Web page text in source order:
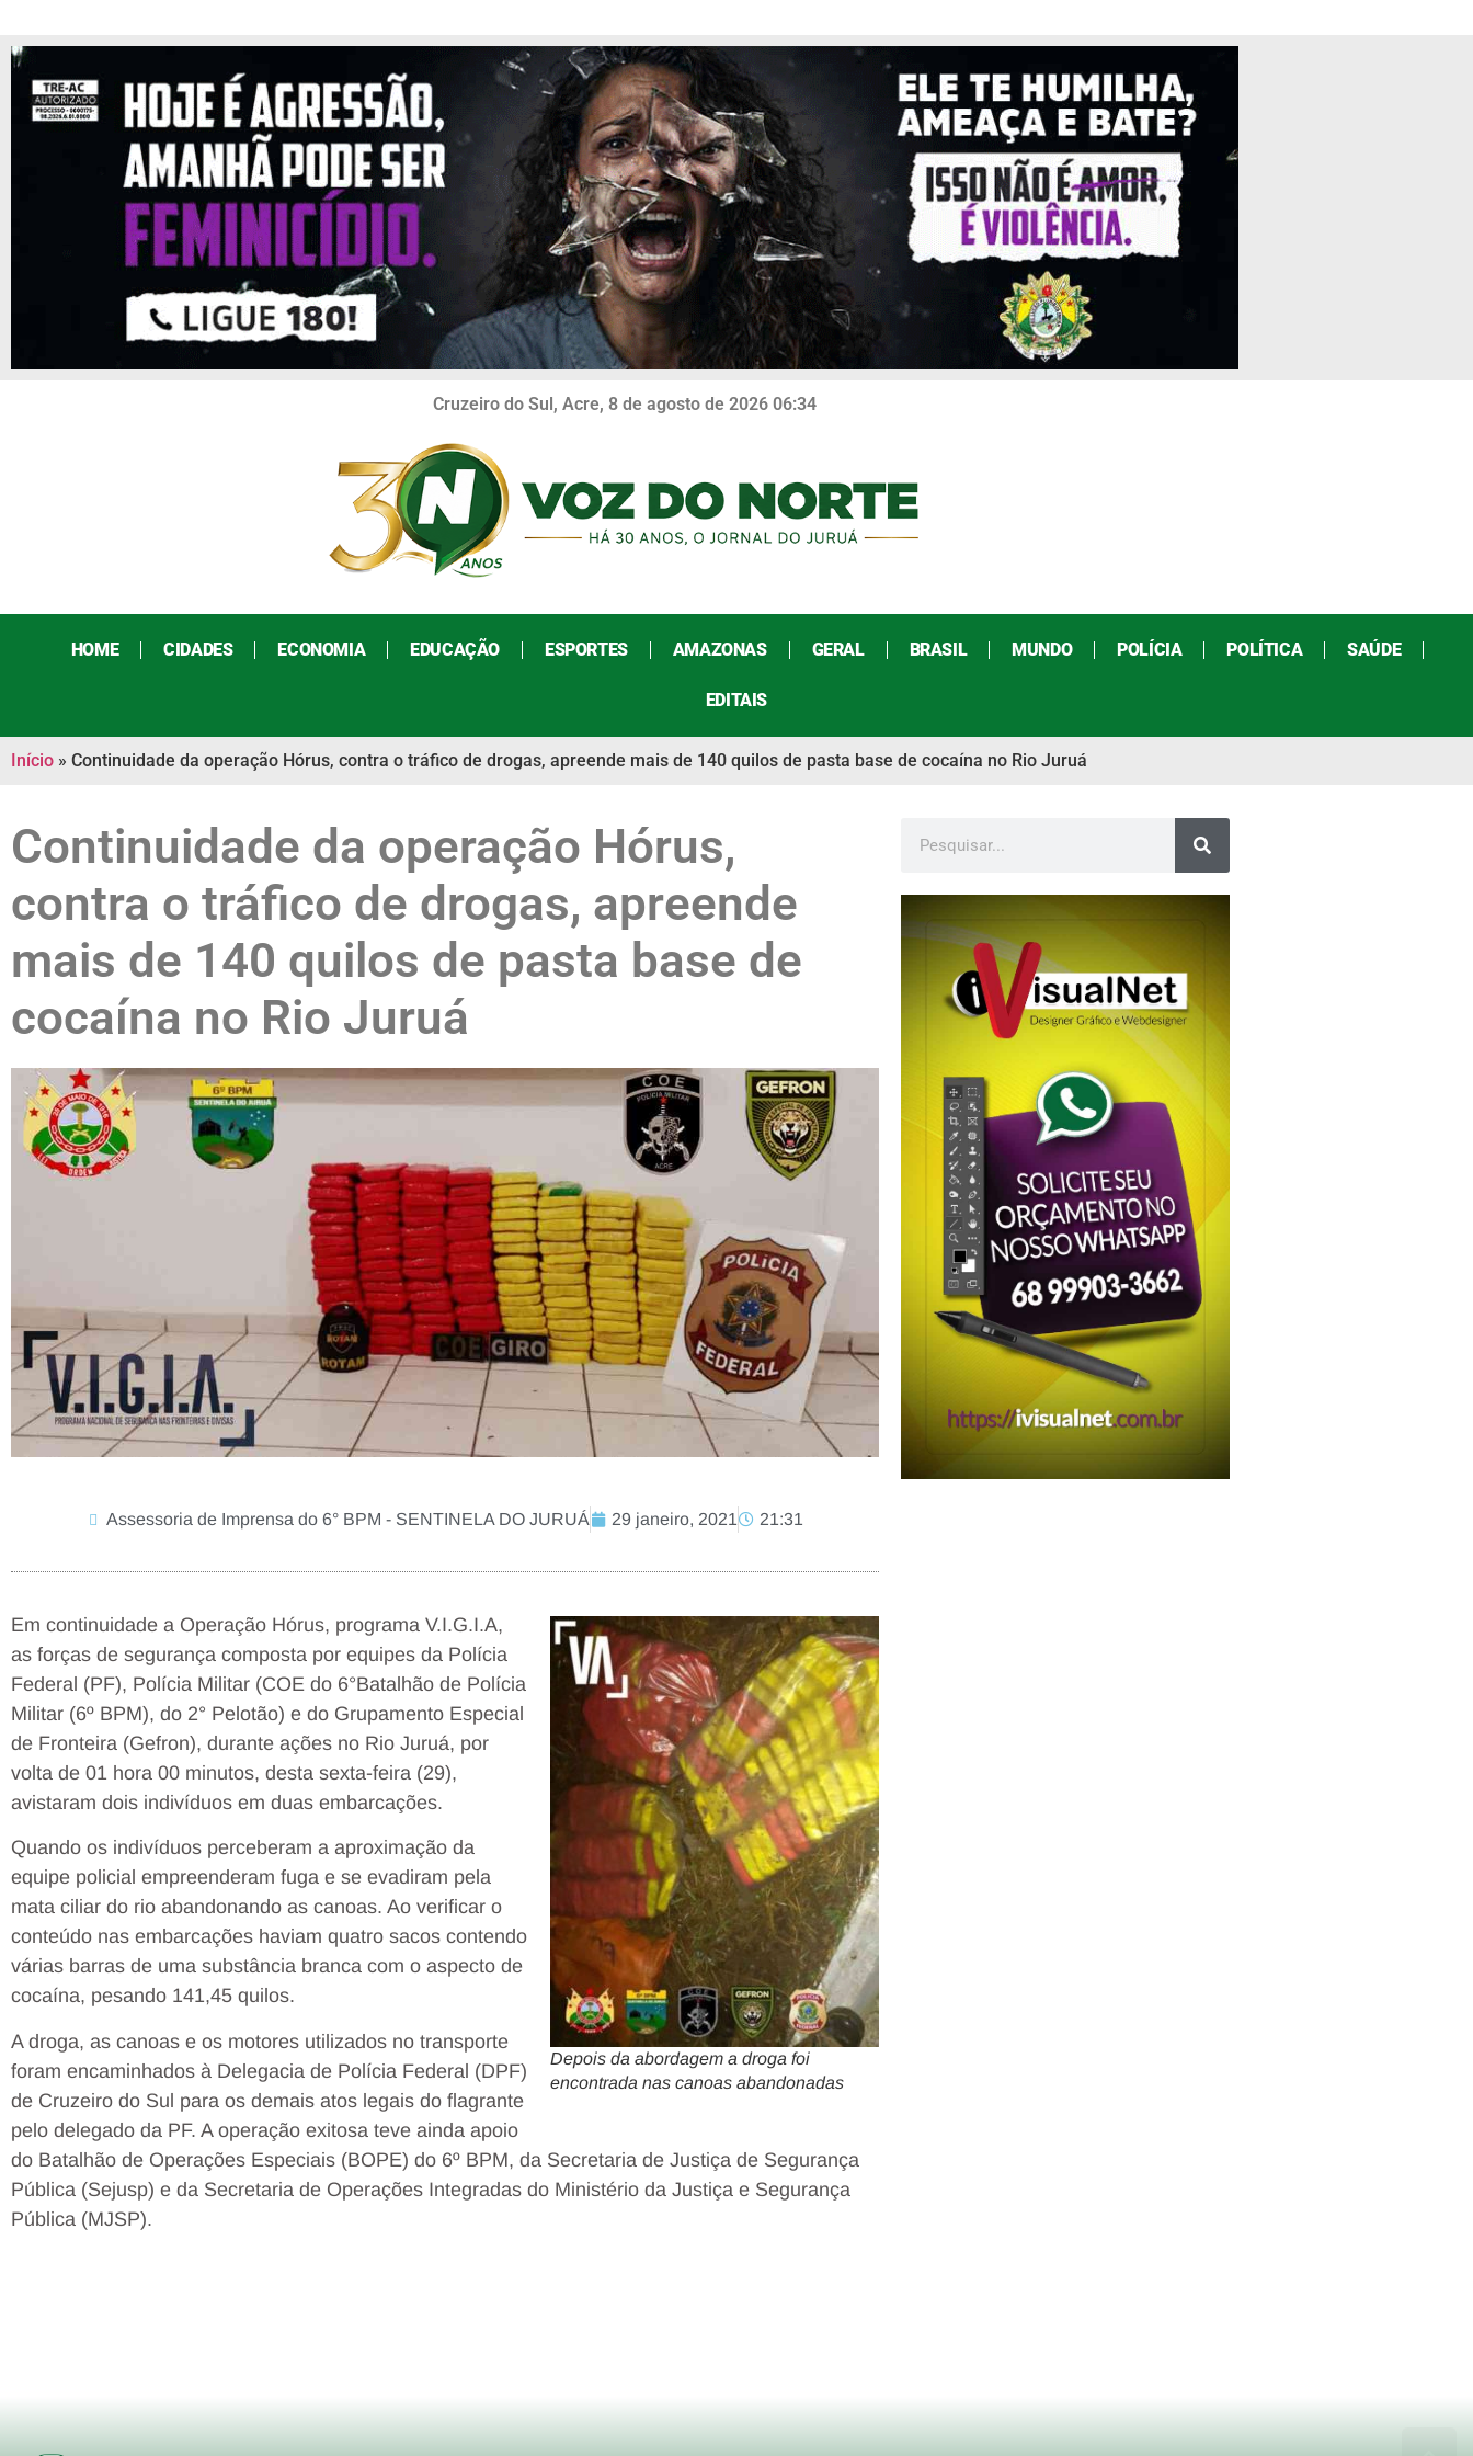
Cruzeiro do Sul, Acre, 8 de agosto de 2026 06:34
HOME CIDADES ECONOMIA EDUCAÇÃO ESPORTES AMAZONAS GERAL BRASIL MUNDO POLÍCIA POLÍTICA SAÚDE
EDITAIS
Início » Continuidade da operação Hórus, contra o tráfico de drogas, apreende mais de 140 quilos de pasta base de cocaína no Rio Juruá
Continuidade da operação Hórus,
contra o tráfico de drogas, apreende
mais de 140 quilos de pasta base de
cocaína no Rio Juruá
Assessoria de Imprensa do 6° BPM - SENTINELA DO JURUÁ 29 janeiro, 2021 21:31
Depois da abordagem a droga foi
encontrada nas canoas abandonadas
Em continuidade a Operação Hórus, programa V.I.G.I.A,
as forças de segurança composta por equipes da Polícia
Federal (PF), Polícia Militar (COE do 6°Batalhão de Polícia
Militar (6º BPM), do 2° Pelotão) e do Grupamento Especial
de Fronteira (Gefron), durante ações no Rio Juruá, por
volta de 01 hora 00 minutos, desta sexta-feira (29),
avistaram dois indivíduos em duas embarcações.
Quando os indivíduos perceberam a aproximação da
equipe policial empreenderam fuga e se evadiram pela
mata ciliar do rio abandonando as canoas. Ao verificar o
conteúdo nas embarcações haviam quatro sacos contendo
várias barras de uma substância branca com o aspecto de
cocaína, pesando 141,45 quilos.
A droga, as canoas e os motores utilizados no transporte
foram encaminhados à Delegacia de Polícia Federal (DPF)
de Cruzeiro do Sul para os demais atos legais do flagrante
pelo delegado da PF. A operação exitosa teve ainda apoio
do Batalhão de Operações Especiais (BOPE) do 6º BPM, da Secretaria de Justiça de Segurança
Pública (Sejusp) e da Secretaria de Operações Integradas do Ministério da Justiça e Segurança
Pública (MJSP).